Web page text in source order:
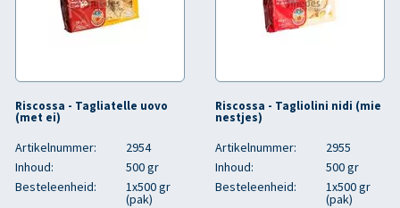
Riscossa - Tagliatelle uovo
(met ei)
Artikelnummer:
2954
Inhoud:
500 gr
Besteleenheid:
1x500 gr
(pak)
Riscossa - Tagliolini nidi (mie
nestjes)
Artikelnummer:
2955
Inhoud:
500 gr
Besteleenheid:
1x500 gr
(pak)